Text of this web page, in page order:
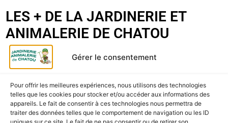
Gérer le consentement
Pour offrir les meilleures expériences, nous utilisons des technologies
telles que les cookies pour stocker et/ou accéder aux informations des
appareils. Le fait de consentir à ces technologies nous permettra de
traiter des données telles que le comportement de navigation ou les ID
LES + DE LA JARDINERIE ET
ANIMALERIE DE CHATOU
Produits Djeco officiels et certifiés
Accueil chaleureux et conseils personnalisés
Retrait rapide et service de proximité